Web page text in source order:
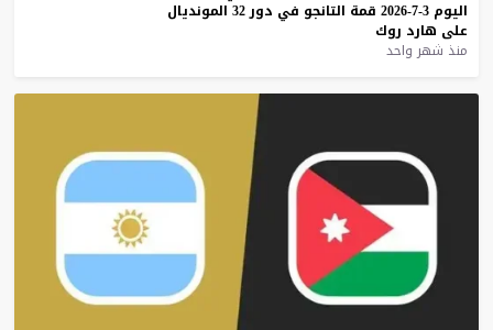
اليوم 3-7-2026 قمة التانجو في دور32 المونديال
على هارد روك
منذ شهر واحد